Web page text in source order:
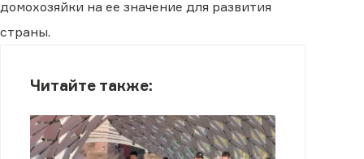
домохозяйки на ее значение для развития
страны.
Читайте также: